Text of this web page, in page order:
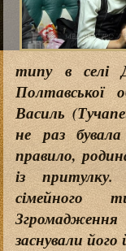
типу в селі
Полтавської
Василь
не раз
правило,
із
сімейного
заснували